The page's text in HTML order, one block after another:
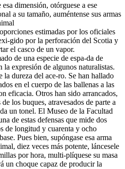
dimensión, otórguese a ese
a su tamaño, auméntense sus armas
estimadas por los oficiales
gido por la perforación del Scotia y
el casco de un vapor.
de una especie de espa-da de
la expresión de algunos naturalistas.
la dureza del ace-ro. Se han hallado
en el cuerpo de las ballenas a las
eficacia. Otros han sido arrancados,
los buques, atravesados de parte a
un tonel. El Museo de la Facultad
de estas defensas que mide dos
de longitud y cuarenta y ocho
Pues bien, supóngase esa arma
diez veces más potente, láncesele
por hora, multi-plíquese su masa
un choque capaz de producir la